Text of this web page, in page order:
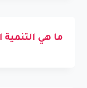
ما هي التنمية